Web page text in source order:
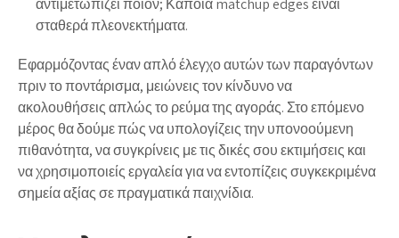
αντιμετωπίζει ποιον; Κάποια matchup edges είναι
σταθερά πλεονεκτήματα.
Εφαρμόζοντας έναν απλό έλεγχο αυτών των παραγόντων
πριν το ποντάρισμα, μειώνεις τον κίνδυνο να
ακολουθήσεις απλώς το ρεύμα της αγοράς. Στο επόμενο
μέρος θα δούμε πώς να υπολογίζεις την υπονοούμενη
πιθανότητα, να συγκρίνεις με τις δικές σου εκτιμήσεις και
να χρησιμοποιείς εργαλεία για να εντοπίζεις συγκεκριμένα
σημεία αξίας σε πραγματικά παιχνίδια.